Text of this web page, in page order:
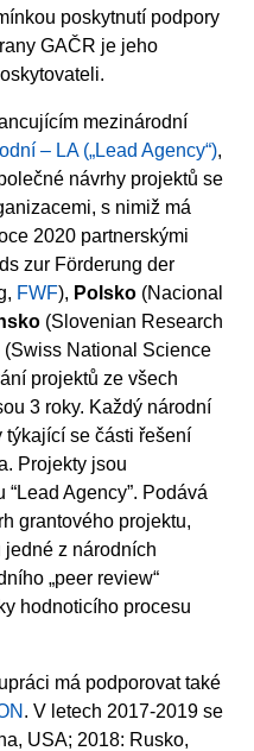
poskytnutí podpory
GAČR je jeho
mezinárodní
– LA („Lead Agency“),
návrhy projektů se
s nimiž má
2020 partnerskými
zur Förderung der
FWF), Polsko (Nacional
(Slovenian Research
(Swiss National Science
projektů ze všech
3 roky. Každý národní
týkající se části řešení
Projekty jsou
Agency”. Podává
grantového projektu,
jedné z národních
„peer review“
hodnoticího procesu
má podporovat také
. V letech 2017-2019 se
USA; 2018: Rusko,